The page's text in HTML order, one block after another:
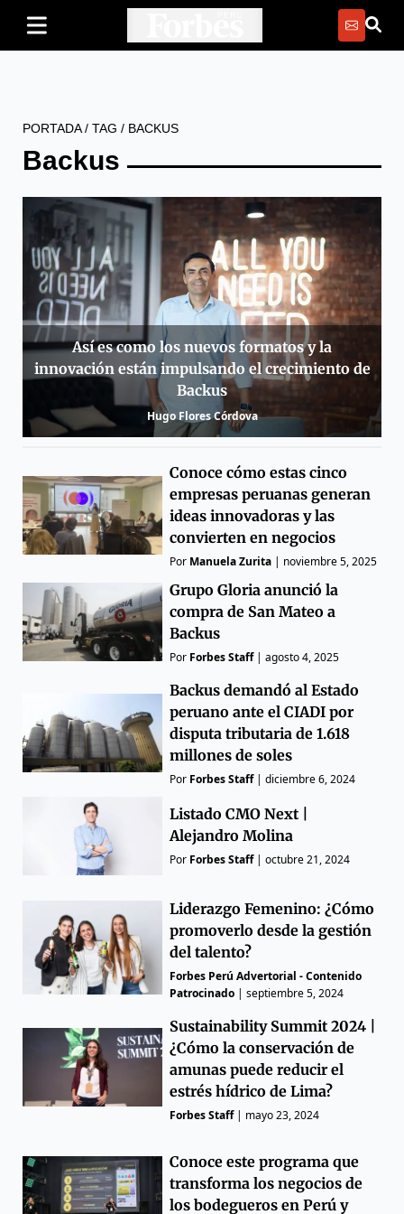
PORTADA/ TAG / BACKUS
Backus
Así es como los nuevos formatos y la
innovación están impulsando el crecimiento de
Backus
Hugo Flores Córdova
Conoce cómo estas cinco
empresas peruanas generan
ideas innovadoras y las
convierten en negocios
Por Manuela Zurita | noviembre 5, 2025
Grupo Gloria anunció la
compra de San Mateo a
Backus
Por Forbes Staff|agosto 4, 2025
Backus demandó al Estado
peruano ante el CIADI por
disputa tributaria de 1.618
millones de soles
Por Forbes Staff|diciembre 6, 2024
Listado CMO Next |
Alejandro Molina
Por Forbes Staff|octubre 21, 2024
Liderazgo Femenino: ¿Cómo
promoverlo desde la gestión
del talento?
Forbes Perú Advertorial - Contenido
Patrocinado |septiembre 5, 2024
Sustainability Summit 2024 |
¿Cómo la conservación de
amunas puede reducir el
estrés hídrico de Lima?
Forbes Staff| mayo 23, 2024
Conoce este programa que
transforma los negocios de
los bodegueros en Perú y